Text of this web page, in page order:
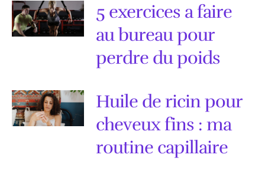
5 exercices a faire
au bureau pour
perdre du poids
Huile de ricin pour
cheveux fins : ma
routine capillaire